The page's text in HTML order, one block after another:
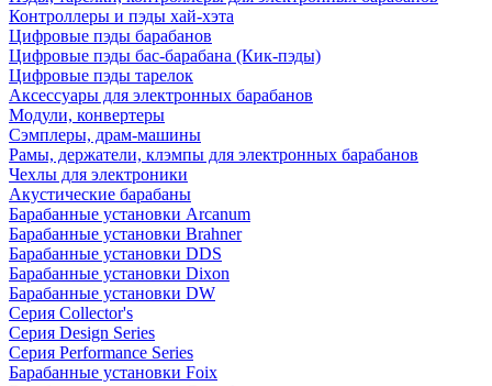
Контроллеры и пэды хай-хэта
Цифровые пэды барабанов
Цифровые пэды бас-барабана (Кик-пэды)
Цифровые пэды тарелок
Аксессуары для электронных барабанов
Модули, конвертеры
Сэмплеры, драм-машины
Рамы, держатели, клэмпы для электронных барабанов
Чехлы для электроники
Акустические барабаны
Барабанные установки Arcanum
Барабанные установки Brahner
Барабанные установки DDS
Барабанные установки Dixon
Барабанные установки DW
Серия Collector's
Серия Design Series
Серия Performance Series
Барабанные установки Foix